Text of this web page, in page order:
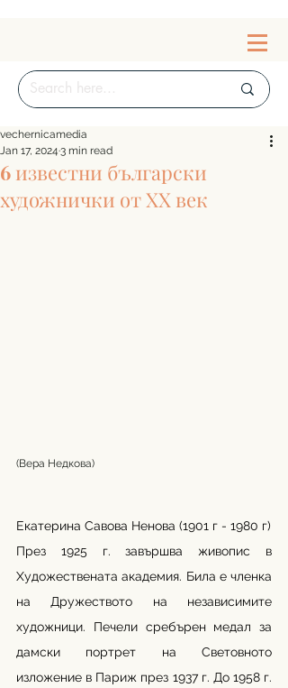
6 известни български
художнички от ХХ век
vechernicamedia
Jan 17, 2024 3 min read
(Вера Недкова)
Екатерина Савова Ненова (1901 г - 1980 г)
През 1925 г. завършва живопис в
Художествената академия. Била е членка
на Дружеството на независимите
художници. Печели сребърен медал за
дамски портрет на Световното
изложение в Париж през 1937 г. До 1958 г.